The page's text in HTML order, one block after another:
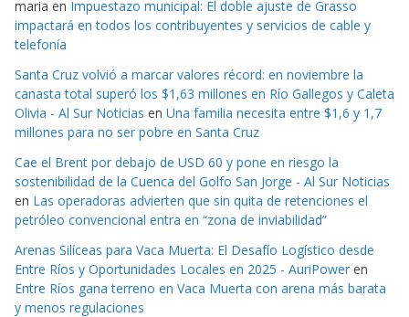
maria en Impuestazo municipal: El doble ajuste de Grasso
impactará en todos los contribuyentes y servicios de cable y
telefonía
Santa Cruz volvió a marcar valores récord: en noviembre la
canasta total superó los $1,63 millones en Río Gallegos y Caleta
Olivia - Al Sur Noticias en Una familia necesita entre $1,6 y 1,7
millones para no ser pobre en Santa Cruz
Cae el Brent por debajo de USD 60 y pone en riesgo la
sostenibilidad de la Cuenca del Golfo San Jorge - Al Sur Noticias
en Las operadoras advierten que sin quita de retenciones el
petróleo convencional entra en “zona de inviabilidad”
Arenas Silíceas para Vaca Muerta: El Desafío Logístico desde
Entre Ríos y Oportunidades Locales en 2025 - AuriPower en
Entre Ríos gana terreno en Vaca Muerta con arena más barata
y menos regulaciones